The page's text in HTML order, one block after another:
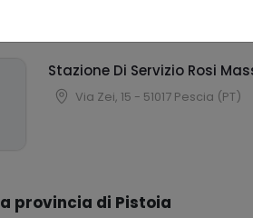
Stazione Di Servizio Rosi
Via Zei, 15 - 51017 Pescia (PT)
provincia di Pistoia